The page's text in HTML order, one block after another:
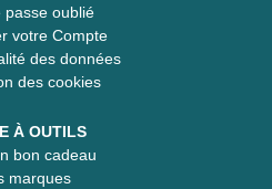
passe oublié
votre Compte
des données
des cookies
À OUTILS
bon cadeau
marques